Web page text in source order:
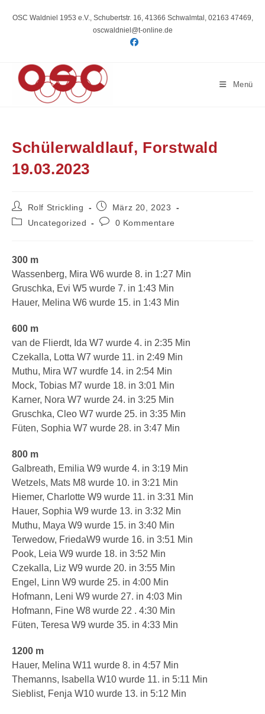
InhaltOSC Waldniel 1953 e.V., Schubertstr. 16, 41366 Schwalmtal, 02163 47469,
oscwaldniel@t-online.de
Menü
Schülerwaldlauf, Forstwald
19.03.2023
Beitrags-
Autor:
Rolf Strickling
Beitrag
veröffentlicht:
März 20, 2023
Beitrags-Uncategorized
Beitrags-
0 Kommentare
300 m
Wassenberg, Mira W6 wurde 8. in 1:27 Min
Gruschka, Evi W5 wurde 7. in 1:43 Min
Hauer, Melina W6 wurde 15. in 1:43 Min
600 m
van de Flierdt, Ida W7 wurde 4. in 2:35 Min
Czekalla, Lotta W7 wurde 11. in 2:49 Min
Muthu, Mira W7 wurdfe 14. in 2:54 Min
Mock, Tobias M7 wurde 18. in 3:01 Min
Karner, Nora W7 wurde 24. in 3:25 Min
Gruschka, Cleo W7 wurde 25. in 3:35 Min
Füten, Sophia W7 wurde 28. in 3:47 Min
800 m
Galbreath, Emilia W9 wurde 4. in 3:19 Min
Wetzels, Mats M8 wurde 10. in 3:21 Min
Hiemer, Charlotte W9 wurde 11. in 3:31 Min
Hauer, Sophia W9 wurde 13. in 3:32 Min
Muthu, Maya W9 wurde 15. in 3:40 Min
Terwedow, FriedaW9 wurde 16. in 3:51 Min
Pook, Leia W9 wurde 18. in 3:52 Min
Czekalla, Liz W9 wurde 20. in 3:55 Min
Engel, Linn W9 wurde 25. in 4:00 Min
Hofmann, Leni W9 wurde 27. in 4:03 Min
Hofmann, Fine W8 wurde 22 . 4:30 Min
Füten, Teresa W9 wurde 35. in 4:33 Min
1200 m
Hauer, Melina W11 wurde 8. in 4:57 Min
Themanns, Isabella W10 wurde 11. in 5:11 Min
Sieblist, Fenja W10 wurde 13. in 5:12 Min